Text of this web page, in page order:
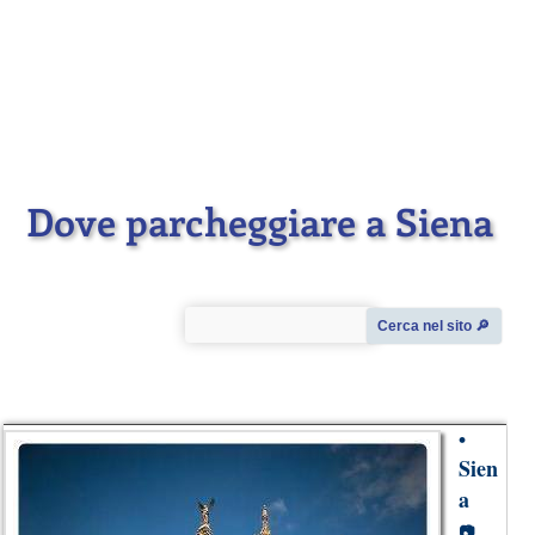
Dove parcheggiare a Siena
Cerca nel sito 🔎︎
•
Sien
a